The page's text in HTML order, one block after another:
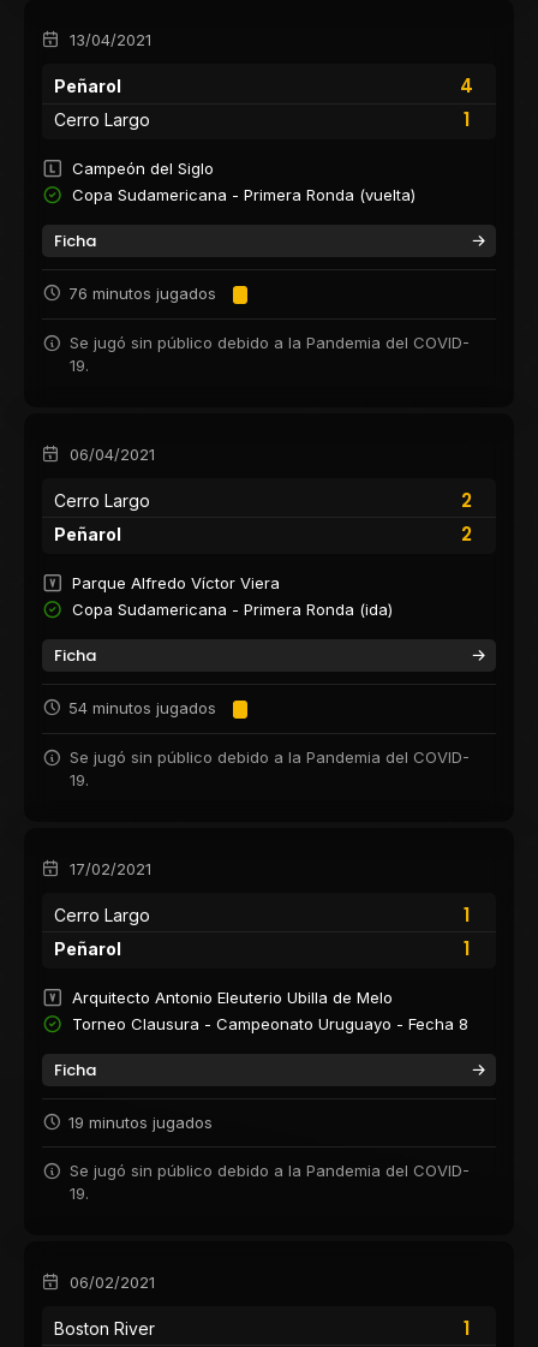
13/04/2021
Peñarol
4
1
Cerro Largo
Campeón del Siglo
Copa Sudamericana - Primera Ronda (vuelta)
Ficha
76 minutos jugados
Se jugó sin público debido a la Pandemia del COVID-
19.
06/04/2021
Cerro Largo
2
2
Peñarol
Parque Alfredo Víctor Viera
Copa Sudamericana - Primera Ronda (ida)
Ficha
54 minutos jugados
Se jugó sin público debido a la Pandemia del COVID-
19.
17/02/2021
Cerro Largo
1
1
Peñarol
Arquitecto Antonio Eleuterio Ubilla de Melo
Torneo Clausura - Campeonato Uruguayo - Fecha 8
Ficha
19 minutos jugados
Se jugó sin público debido a la Pandemia del COVID-
19.
06/02/2021
Boston River
1